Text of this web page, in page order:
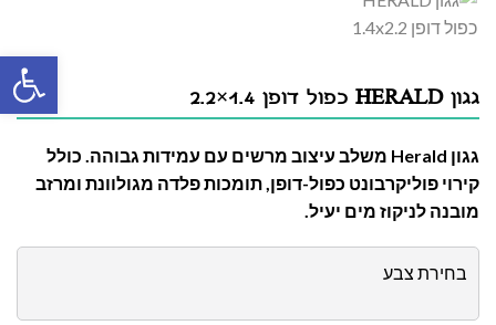
גגון HERALD כפול דופן 1.4×2.2
גגון Herald משלב עיצוב מרשים עם עמידות גבוהה. כולל
קירוי פוליקרבונט כפול-דופן, תומכות פלדה מגולוונת ומרזב
מובנה לניקוז מים יעיל.
בחירת צבע